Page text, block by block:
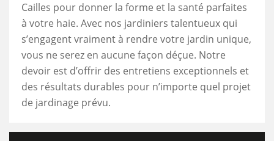
Cailles pour donner la forme et la santé parfaites
à votre haie. Avec nos jardiniers talentueux qui
s’engagent vraiment à rendre votre jardin unique,
vous ne serez en aucune façon déçue. Notre
devoir est d’offrir des entretiens exceptionnels et
des résultats durables pour n’importe quel projet
de jardinage prévu.